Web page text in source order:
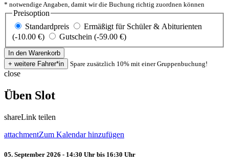
* notwendige Angaben, damit wir die Buchung richtig zuordnen können
Preisoption
Standardpreis
Ermäßigt für Schüler & Abiturienten
(-10.00 €)
Gutschein (-59.00 €)
Spare zusätzlich 10% mit einer Gruppenbuchung!
close
Üben Slot
shareLink teilen
attachmentZum Kalendar hinzufügen
05. September 2026 - 14:30 Uhr bis 16:30 Uhr